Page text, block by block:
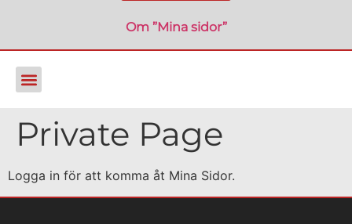
Om ”Mina sidor”
Private Page
Logga in för att komma åt Mina Sidor.